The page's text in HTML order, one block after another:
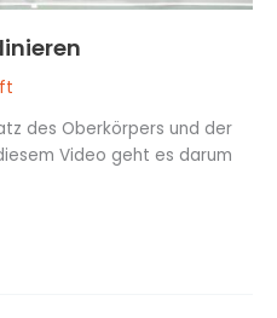
des Oberkörpers und der
Video geht es darum